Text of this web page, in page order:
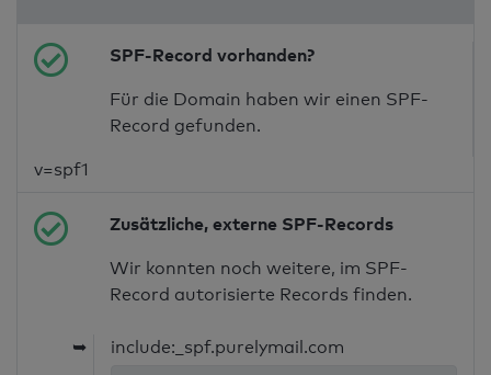
SPF-Record vorhanden?
Für die Domain haben wir einen SPF-
Record gefunden.
v=spf1
Zusätzliche, externe SPF-Records
Wir konnten noch weitere, im SPF-
Record autorisierte Records finden.
➥
include:_spf.purelymail.com